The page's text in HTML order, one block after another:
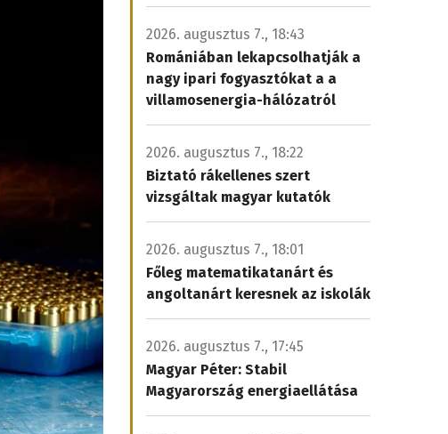
2026. augusztus 7., 18:43
Romániában lekapcsolhatják a
nagy ipari fogyasztókat a a
villamosenergia-hálózatról
2026. augusztus 7., 18:22
Biztató rákellenes szert
vizsgáltak magyar kutatók
2026. augusztus 7., 18:01
Főleg matematikatanárt és
angoltanárt keresnek az iskolák
2026. augusztus 7., 17:45
Magyar Péter: Stabil
Magyarország energiaellátása